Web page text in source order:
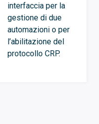
interfaccia per la
gestione di due
automazioni o per
l’abilitazione del
protocollo CRP.